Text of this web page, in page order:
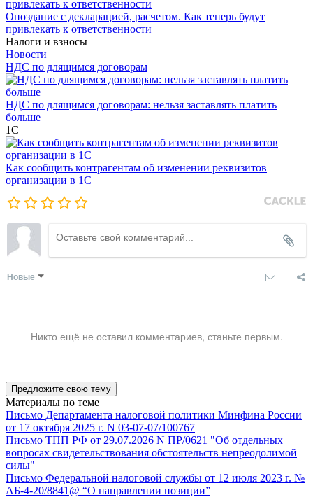
Опоздание с декларацией, расчетом. Как теперь будут
привлекать к ответственности
Налоги и взносы
Новости
НДС по длящимся договорам
НДС по длящимся договорам: нельзя заставлять платить
больше
1С
Как сообщить контрагентам об изменении реквизитов
организации в 1C
Новые
Никто ещё не оставил комментариев, станьте первым.
Предложите свою тему
Материалы по теме
Письмо Департамента налоговой политики Минфина России
от 17 октября 2025 г. N 03-07-07/100767
Письмо ТПП РФ от 29.07.2026 N ПР/0621 "Об отдельных
вопросах свидетельствования обстоятельств непреодолимой
силы"
Письмо Федеральной налоговой службы от 12 июля 2023 г. №
АБ-4-20/8841@ “О направлении позиции”